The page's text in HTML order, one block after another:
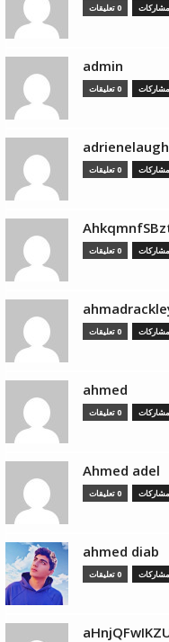
0 تعليقات
admin
0 تعليقات
0 تعليقات
0 تعليقات
0 تعليقات
ahmed
0 تعليقات
Ahmed adel
0 تعليقات
ahmed diab
0 تعليقات